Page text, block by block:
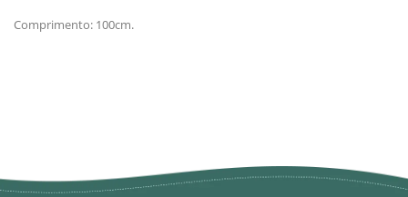
Comprimento: 100cm.